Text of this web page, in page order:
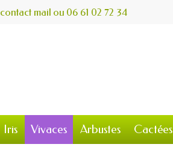
contact mail ou 06 61 02 72 34
Iris Vivaces Arbustes Cactées